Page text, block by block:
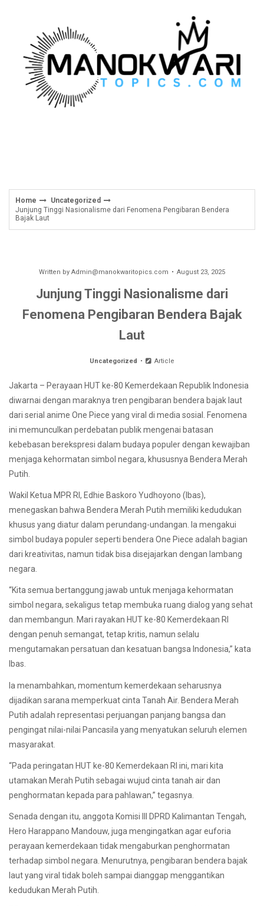
Home
Uncategorized
Junjung Tinggi Nasionalisme dari Fenomena Pengibaran Bendera
Bajak Laut
Written by Admin@manokwaritopics.com August 23, 2025
Junjung Tinggi Nasionalisme dari
Fenomena Pengibaran Bendera Bajak
Laut
Uncategorized Article
Jakarta – Perayaan HUT ke-80 Kemerdekaan Republik Indonesia
diwarnai dengan maraknya tren pengibaran bendera bajak laut
dari serial anime One Piece yang viral di media sosial. Fenomena
ini memunculkan perdebatan publik mengenai batasan
kebebasan berekspresi dalam budaya populer dengan kewajiban
menjaga kehormatan simbol negara, khususnya Bendera Merah
Putih.
Wakil Ketua MPR RI, Edhie Baskoro Yudhoyono (Ibas),
menegaskan bahwa Bendera Merah Putih memiliki kedudukan
khusus yang diatur dalam perundang-undangan. Ia mengakui
simbol budaya populer seperti bendera One Piece adalah bagian
dari kreativitas, namun tidak bisa disejajarkan dengan lambang
negara.
“Kita semua bertanggung jawab untuk menjaga kehormatan
simbol negara, sekaligus tetap membuka ruang dialog yang sehat
dan membangun. Mari rayakan HUT ke-80 Kemerdekaan RI
dengan penuh semangat, tetap kritis, namun selalu
mengutamakan persatuan dan kesatuan bangsa Indonesia,” kata
Ibas.
Ia menambahkan, momentum kemerdekaan seharusnya
dijadikan sarana memperkuat cinta Tanah Air. Bendera Merah
Putih adalah representasi perjuangan panjang bangsa dan
pengingat nilai-nilai Pancasila yang menyatukan seluruh elemen
masyarakat.
“Pada peringatan HUT ke-80 Kemerdekaan RI ini, mari kita
utamakan Merah Putih sebagai wujud cinta tanah air dan
penghormatan kepada para pahlawan,” tegasnya.
Senada dengan itu, anggota Komisi III DPRD Kalimantan Tengah,
Hero Harappano Mandouw, juga mengingatkan agar euforia
perayaan kemerdekaan tidak mengaburkan penghormatan
terhadap simbol negara. Menurutnya, pengibaran bendera bajak
laut yang viral tidak boleh sampai dianggap menggantikan
kedudukan Merah Putih.